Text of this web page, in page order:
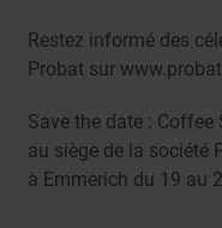
Restez informé des
Probat sur
Save the date :
au siège de la société
à Emmerich du 19 au